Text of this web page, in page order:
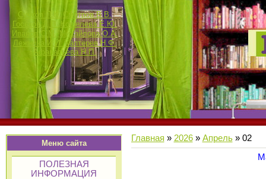
Сучков П.К. Смотров В.В.
Госьков Д.П. Кошелева Е.Ю.
Иванов С.М. Михайлова О.А.
Лежнина И.И. Каптерев Н.Ф.
Афанасьева Н.П.
Меню сайта
ПОЛЕЗНАЯ
ИНФОРМАЦИЯ
Главная » 2026 » Апрель » 02